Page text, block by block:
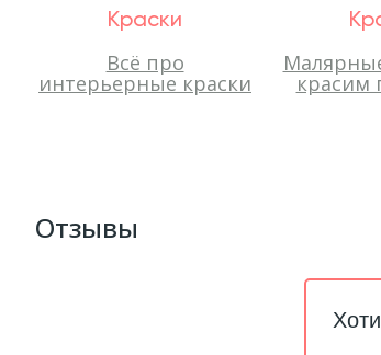
Краски
Всё про
интерьерные краски красим
Отзывы